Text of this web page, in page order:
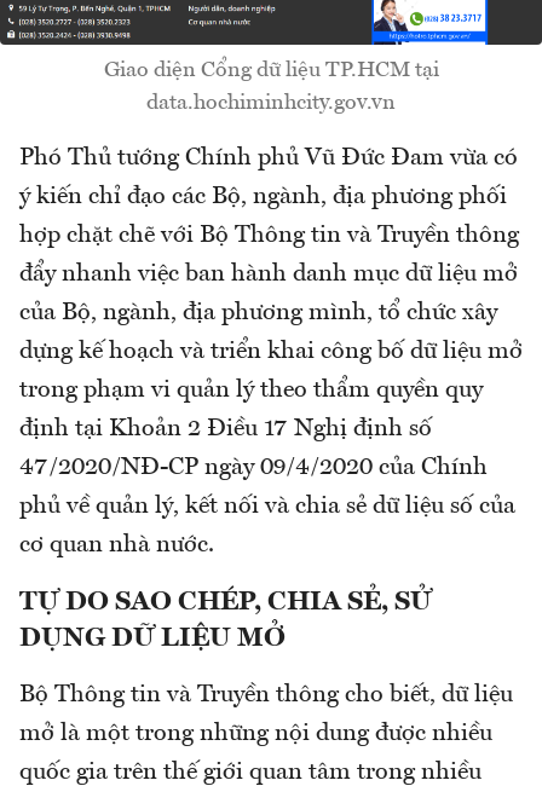
Giao diện Cổng dữ liệu TP.HCM tại
data.hochiminhcity.gov.vn
Phó Thủ tướng Chính phủ Vũ Đức Đam vừa có
ý kiến chỉ đạo các Bộ, ngành, địa phương phối
hợp chặt chẽ với Bộ Thông tin và Truyền thông
đẩy nhanh việc ban hành danh mục dữ liệu mở
của Bộ, ngành, địa phương mình, tổ chức xây
dựng kế hoạch và triển khai công bố dữ liệu mở
trong phạm vi quản lý theo thẩm quyền quy
định tại Khoản 2 Điều 17 Nghị định số
47/2020/NĐ-CP ngày 09/4/2020 của Chính
phủ về quản lý, kết nối và chia sẻ dữ liệu số của
cơ quan nhà nước.
TỰ DO SAO CHÉP, CHIA SẺ, SỬ
DỤNG DỮ LIỆU MỞ
Bộ Thông tin và Truyền thông cho biết, dữ liệu
mở là một trong những nội dung được nhiều
quốc gia trên thế giới quan tâm trong nhiều